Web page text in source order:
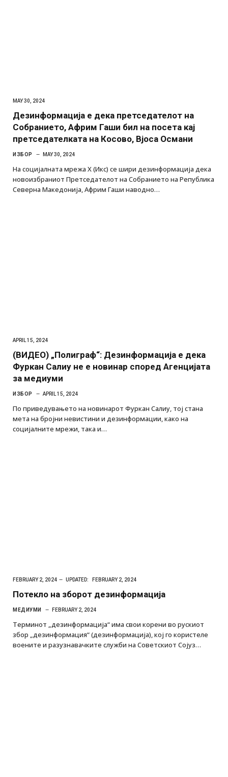
MAY 30, 2024
Дезинформација е дека претседателот на
Собранието, Африм Гаши бил на посета кај
претседателката на Косово, Вјоса Османи
ИЗБОР MAY 30, 2024
На социјалната мрежа Х (Икс) се шири дезинформација дека
новоизбраниот Претседателот на Собранието на Република
Северна Македонија, Африм Гаши наводно…
APRIL 15, 2024
(ВИДЕО) „Полиграф“: Дезинформација е дека
Фуркан Салиу не е новинар според Агенцијата
за медиуми
ИЗБОР APRIL 15, 2024
По приведувањето на новинарот Фуркан Салиу, тој стана
мета на бројни невистини и дезинформации, како на
социјалните мрежи, така и…
FEBRUARY 2, 2024 UPDATED: FEBRUARY 2, 2024
Потекло на зборот дезинформација
МЕДИУМИ FEBRUARY 2, 2024
Терминот „дезинформација“ има свои корени во рускиот
збор „дезинформация“ (дезинформација), кој го користеле
воените и разузнавачките служби на Советскиот Сојуз…